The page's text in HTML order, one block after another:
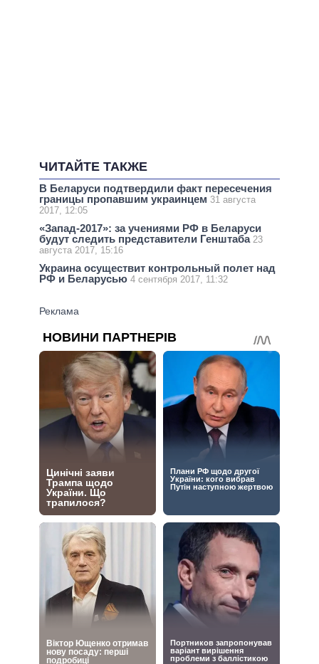
ЧИТАЙТЕ ТАКЖЕ
В Беларуси подтвердили факт пересечения
границы пропавшим украинцем 31 августа
2017, 12:05
«Запад-2017»: за учениями РФ в Беларуси
будут следить представители Генштаба 23
августа 2017, 15:16
Украина осуществит контрольный полет над
РФ и Беларусью 4 сентября 2017, 11:32